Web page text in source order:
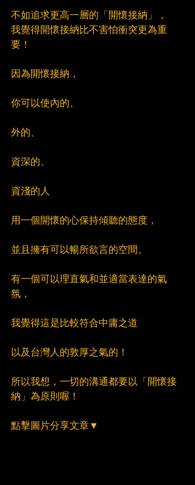
不如追求更高一層的「開懷接納」，
我覺得開懷接納比不害怕衝突更為重
要！
因為開懷接納，
你可以使內的、
外的、
資深的、
資淺的人
用一個開懷的心保持傾聽的態度，
並且擁有可以暢所欲言的空間。
有一個可以理直氣和並適當表達的氣
氛，
我覺得這是比較符合中庸之道
以及台灣人的敦厚之氣的！
所以我想，一切的溝通都要以「開懷接
納」為原則喔！
點擊圖片分享文章▼